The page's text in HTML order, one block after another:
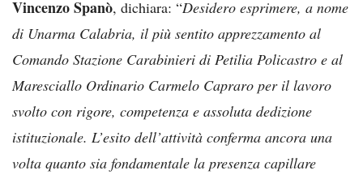
Vincenzo Spanò, dichiara: “Desidero esprimere, a nome
di Unarma Calabria, il più sentito apprezzamento al
Comando Stazione Carabinieri di Petilia Policastro e al
Maresciallo Ordinario Carmelo Capraro per il lavoro
svolto con rigore, competenza e assoluta dedizione
istituzionale. L’esito dell’attività conferma ancora una
volta quanto sia fondamentale la presenza capillare